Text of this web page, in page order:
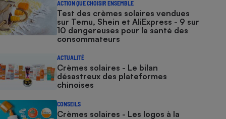
ACTION QUE CHOISIR ENSEMBLE
Test des crèmes solaires vendues
sur Temu, Shein et AliExpress - 9 sur
10 dangereuses pour la santé des
consommateurs
ACTUALITÉ
Crèmes solaires - Le bilan
désastreux des plateformes
chinoises
CONSEILS
Crèmes solaires - Les logos à la